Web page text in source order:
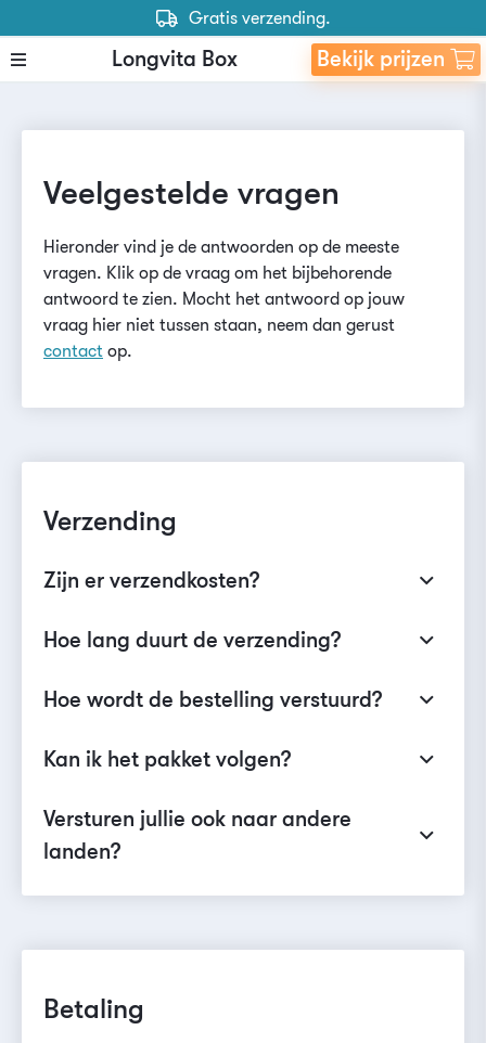
Gratis verzending.
Gratis retourneren.
Past door de brievenbus.
Longvita Box Bekijk prijzen
Veelgestelde vragen
Hieronder vind je de antwoorden op de meeste
vragen. Klik op de vraag om het bijbehorende
antwoord te zien. Mocht het antwoord op jouw
vraag hier niet tussen staan, neem dan gerust
contact op.
Verzending
Zijn er verzendkosten?
Hoe lang duurt de verzending?
Hoe wordt de bestelling verstuurd?
Kan ik het pakket volgen?
Versturen jullie ook naar andere
landen?
Betaling